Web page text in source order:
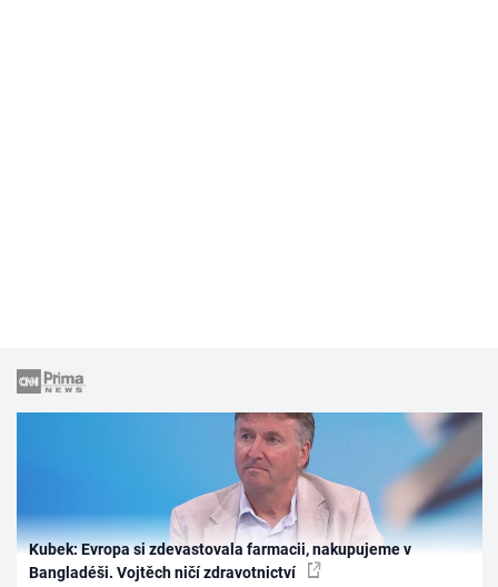
Kubek: Evropa si zdevastovala farmacii, nakupujeme v
Bangladéši. Vojtěch ničí zdravotnictví